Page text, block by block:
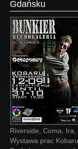
Gdańsku
Riverside, Coma, Ira,
Wystawa prac